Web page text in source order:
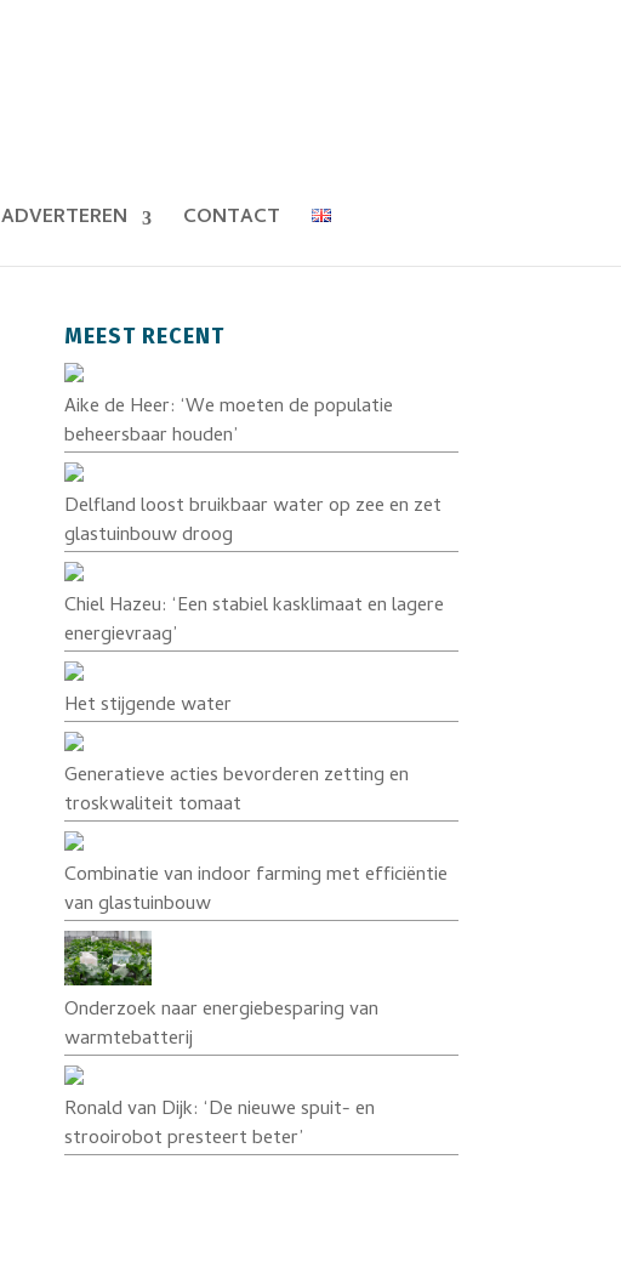
ADVERTEREN
CONTACT
MEEST RECENT
Aike de Heer: ‘We moeten de populatie
beheersbaar houden’
Delfland loost bruikbaar water op zee en zet
glastuinbouw droog
Chiel Hazeu: ‘Een stabiel kasklimaat en lagere
energievraag’
Het stijgende water
Generatieve acties bevorderen zetting en
troskwaliteit tomaat
Combinatie van indoor farming met efficiëntie
van glastuinbouw
Onderzoek naar energiebesparing van
warmtebatterij
Ronald van Dijk: ‘De nieuwe spuit- en
strooirobot presteert beter’